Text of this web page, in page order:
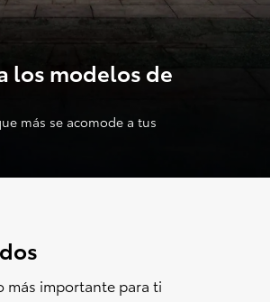
los modelos de
más se acomode a tus
más importante para ti